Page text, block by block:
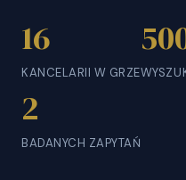
16
KANCELARII W GRZE
2
BADANYCH ZAPYTAŃ